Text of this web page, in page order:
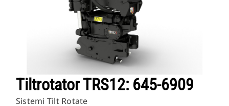
Tiltrotator TRS12: 645-6909
Sistemi Tilt Rotate